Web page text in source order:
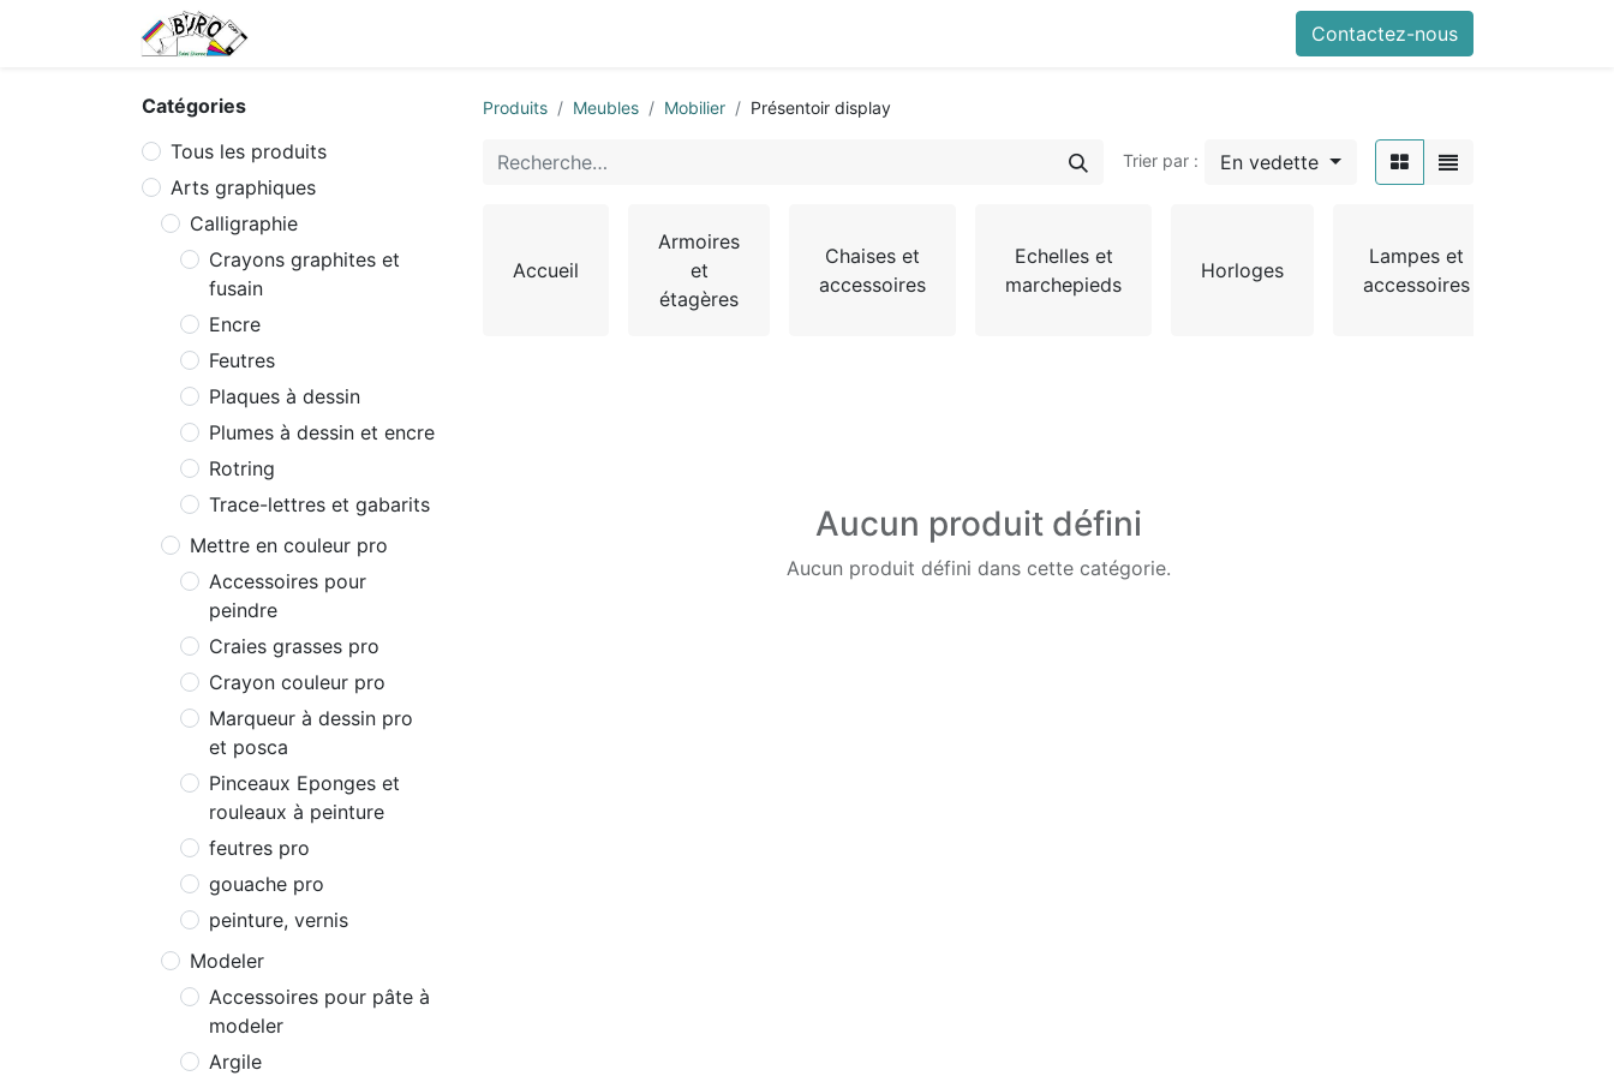
Contactez-nous
Catégories
Tous les produits
Arts graphiques
Calligraphie
Crayons graphites et
fusain
Encre
Feutres
Plaques à dessin
Plumes à dessin et encre
Rotring
Trace-lettres et gabarits
Mettre en couleur pro
Accessoires pour
peindre
Craies grasses pro
Crayon couleur pro
Marqueur à dessin pro
et posca
Pinceaux Eponges et
rouleaux à peinture
feutres pro
gouache pro
peinture, vernis
Modeler
Accessoires pour pâte à
modeler
Argile
Produits Meubles Mobilier Présentoir display
Trier par : En vedette
Accueil
Armoires
et
étagères
Chaises et
accessoires
Echelles et
marchepieds
Horloges
Lampes et
accessoires
Aucun produit défini
Aucun produit défini dans cette catégorie.